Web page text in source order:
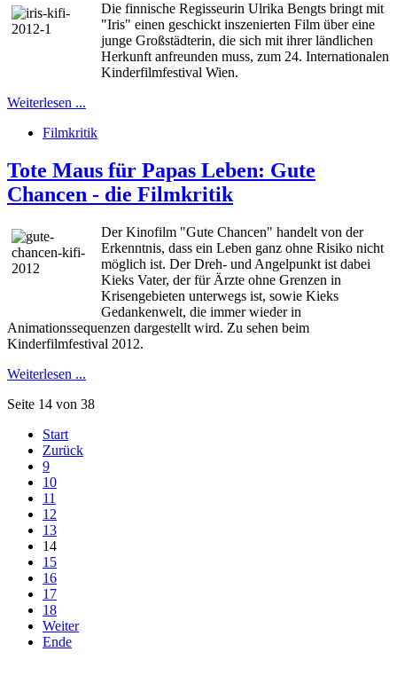
Die finnische Regisseurin Ulrika Bengts bringt mit
"Iris" einen geschickt inszenierten Film über eine
junge Großstädterin, die sich mit ihrer ländlichen
Herkunft anfreunden muss, zum 24. Internationalen
Kinderfilmfestival Wien.
Weiterlesen ...
Filmkritik
Tote Maus für Papas Leben: Gute
Chancen - die Filmkritik
Der Kinofilm "Gute Chancen" handelt von der
Erkenntnis, dass ein Leben ganz ohne Risiko nicht
möglich ist. Der Dreh- und Angelpunkt ist dabei
Kieks Vater, der für Ärzte ohne Grenzen in
Krisengebieten unterwegs ist, sowie Kieks
Gedankenwelt, die immer wieder in
Animationssequenzen dargestellt wird. Zu sehen beim
Kinderfilmfestival 2012.
Weiterlesen ...
Seite 14 von 38
Start
Zurück
9
10
11
12
13
14
15
16
17
18
Weiter
Ende